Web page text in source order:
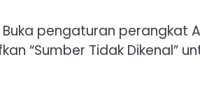
Buka pengaturan perangkat
“Sumber Tidak Dikenal”